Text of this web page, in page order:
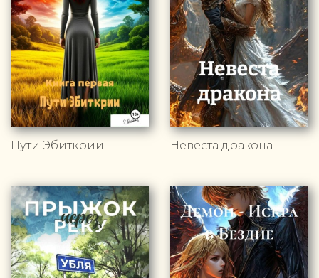
Пути Эбиткрии Невеста дракона